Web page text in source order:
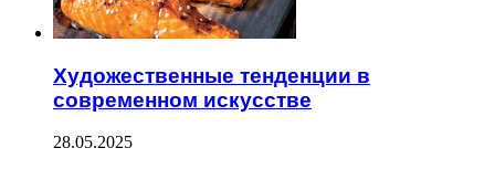
Художественные тенденции в
современном искусстве
28.05.2025